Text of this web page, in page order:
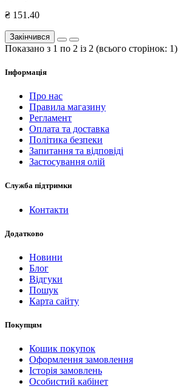
₴ 151.40
Закінчився
Показано з 1 по 2 із 2 (всього сторінок: 1)
Інформація
Про нас
Правила магазину
Регламент
Оплата та доставка
Політика безпеки
Запитання та відповіді
Застосування олій
Служба підтримки
Контакти
Додатково
Новини
Блог
Відгуки
Пошук
Карта сайту
Покупцям
Кошик покупок
Оформлення замовлення
Історія замовлень
Особистий кабінет